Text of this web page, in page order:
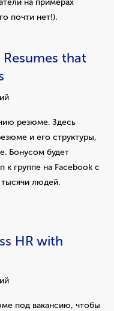
почти нет!).
Resumes that
резюме. Здесь
и его структуры,
Бонусом будет
к группе на Facebook с
людей.
HR with
под вакансию, чтобы